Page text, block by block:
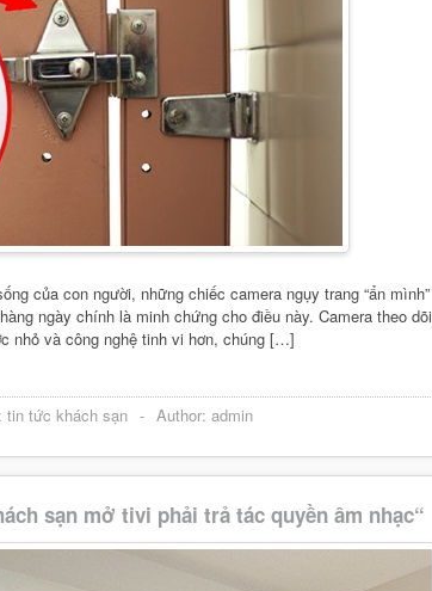
của con người, những chiếc camera ngụy trang “ẩn mình”
ngày chính là minh chứng cho điều này. Camera theo dõi
nhỏ và công nghệ tinh vi hơn, chúng […]
tin tức khách sạn - Author: admin
sạn mở tivi phải trả tác quyền âm nhạc“